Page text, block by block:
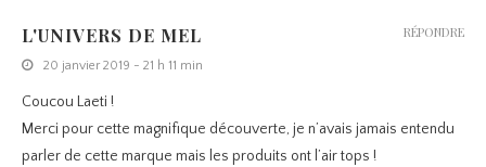
L'UNIVERS DE MEL
20 janvier 2019 - 21 h 11 min
Coucou Laeti !
Merci pour cette magnifique découverte, je n’avais jamais entendu
parler de cette marque mais les produits ont l’air tops !
RÉPONDRE